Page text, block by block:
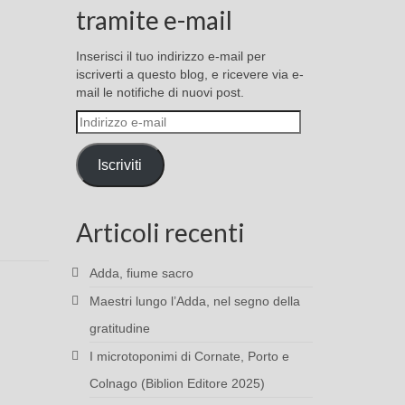
tramite e-mail
Inserisci il tuo indirizzo e-mail per
iscriverti a questo blog, e ricevere via e-
mail le notifiche di nuovi post.
Indirizzo
e-
mail
Iscriviti
Articoli recenti
Adda, fiume sacro
Maestri lungo l’Adda, nel segno della
gratitudine
I microtoponimi di Cornate, Porto e
Colnago (Biblion Editore 2025)